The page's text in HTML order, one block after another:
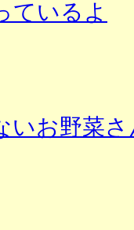
ているよ
いお野菜